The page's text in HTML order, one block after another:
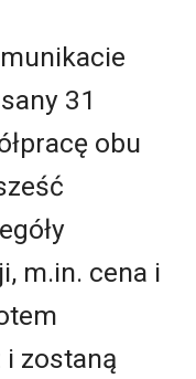
31
obu
m.in. cena i
i zostaną